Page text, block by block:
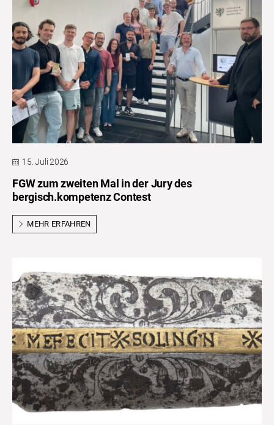
15. Juli 2026
FGW zum zweiten Mal in der Jury des
bergisch.kompetenz Contest
MEHR ERFAHREN